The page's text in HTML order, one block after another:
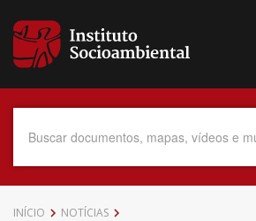
para
conteúdo
Data do Documento
INÍCIO
NOTÍCIAS